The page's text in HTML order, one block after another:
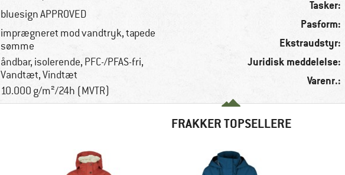
bluesign APPROVED
imprægneret mod vandtryk, tapede
sømme
åndbar, isolerende, PFC-/PFAS-fri,
Vandtæt, Vindtæt
10.000 g/m²/24h (MVTR)
Tasker:
Pasform:
Ekstraudstyr:
Juridisk meddelelse:
Varenr.:
FRAKKER TOPSELLERE